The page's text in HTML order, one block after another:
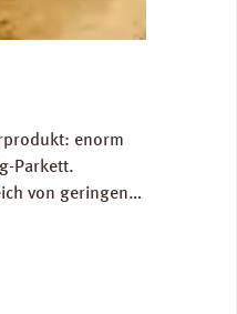
enorm
Parkett.
von geringen
zum